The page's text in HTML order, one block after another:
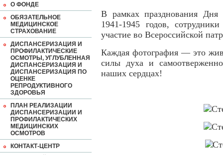
О ФОНДЕ
ОБЯЗАТЕЛЬНОЕ
МЕДИЦИНСКОЕ
СТРАХОВАНИЕ
ДИСПАНСЕРИЗАЦИЯ И
ПРОФИЛАКТИЧЕСКИЕ
ОСМОТРЫ, УГЛУБЛЕННАЯ
ДИСПАНСЕРИЗАЦИЯ И
ДИСПАНСЕРИЗАЦИЯ ПО
ОЦЕНКЕ
РЕПРОДУКТИВНОГО
ЗДОРОВЬЯ
ПЛАН РЕАЛИЗАЦИИ
ДИСПАНСЕРИЗАЦИИ И
ПРОФИЛАКТИЧЕСКИХ
МЕДИЦИНСКИХ
ОСМОТРОВ
КОНТАКТ-ЦЕНТР
В рамках празднования
1941-1945 годов,
участие во Всероссийской
Каждая фотография — это
силы духа и
наших сердцах!